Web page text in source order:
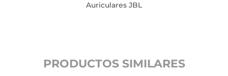
Auriculares JBL
PRODUCTOS SIMILARES